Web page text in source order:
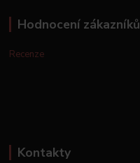
Hodnocení zákazníků
Recenze
Kontakty